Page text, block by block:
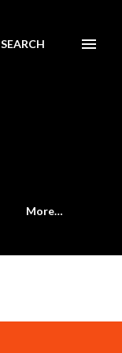
SEARCH
More…